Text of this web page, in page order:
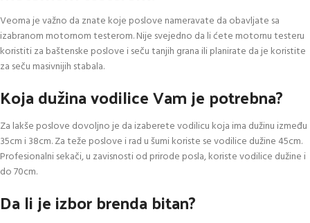
Veoma je važno da znate koje poslove nameravate da obavljate sa
izabranom motornom testerom. Nije svejedno da li ćete motornu testeru
koristiti za baštenske poslove i seču tanjih grana ili planirate da je koristite
za seču masivnijih stabala.
Koja dužina vodilice Vam je potrebna?
Za lakše poslove dovoljno je da izaberete vodilicu koja ima dužinu između
35cm i 38cm. Za teže poslove i rad u šumi koriste se vodilice dužine 45cm.
Profesionalni sekači, u zavisnosti od prirode posla, koriste vodilice dužine i
do 70cm.
Da li je izbor brenda bitan?